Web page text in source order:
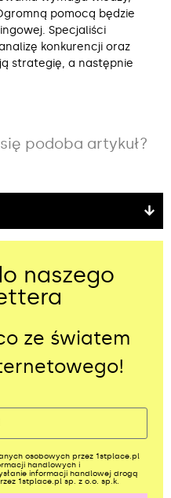
pomocą będzie
Specjaliści
konkurencji oraz
strategię, a następnie
podoba artykuł?
naszego
ze światem
osobowych przez 1stplace.pl
handlowych i
informacji handlowej drogą
1stplace.pl sp. z o.o. sp.k.